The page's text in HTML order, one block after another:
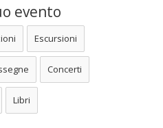
evento
Escursioni
Concerti
Libri